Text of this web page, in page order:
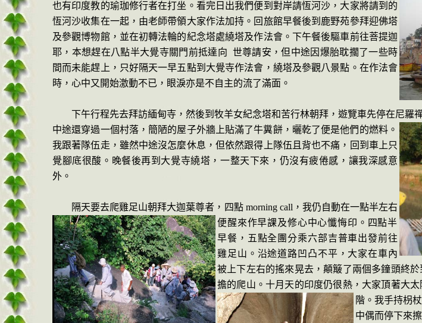
也有印度教的瑜珈修行者在打坐 。 看完日出我們便到對岸請恆河沙，大家將請到的
恆河沙收集在一起，由老師帶領大家作法加持。回旅館早餐後到鹿野苑參拜迎佛塔
及參觀博物館，並在初轉法輪的紀念塔處繞塔及作法會。下午餐後驅車前往菩提迦
耶，本想趕在八點半大覺寺關門前抵達向 世尊請安，但中途因爆胎耽擱了一些時
間而未能趕上，只好隔天一早五點到大覺寺作法會，繞塔及參觀八景點。在作法會
時，心中又開始激動不已，眼淚亦是不自主的流了滿面。
下午行程先去拜訪緬甸寺，然後到牧羊女紀念塔和苦行林朝拜，遊覽車先停在尼
中途還穿過一個村落，簡陋的屋子外牆上貼滿了牛糞餅，曬乾了便是他們的燃料。
我跟著隊伍走，雖然中途沒怎麼休息，但依然跟得上隊伍且背也不痛，回到車上只
覺腳底很酸。晚餐後再到大覺寺繞塔，一整天下來，仍沒有疲倦感，讓我深感意
外。
隔天要去爬雞足山朝拜大迦葉尊者，四點morning call ，我仍自動在一點半左右
便醒來作早課及修心中心懺悔印。四點半
早餐，五點全團分乘六部吉普車出發前往
雞足山。沿途道路凹凸不平，大家在車內
被上下左右的搖來晃去，顛簸了兩個多鐘頭終
擔的爬山。十月天的印度仍很熱，大家頂著大太
階。我手持枴
中偶而停下來